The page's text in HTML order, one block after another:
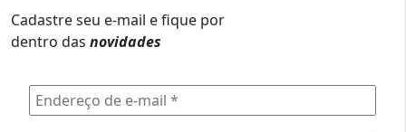
Cadastre seu e-mail e fique por
dentro das novidades